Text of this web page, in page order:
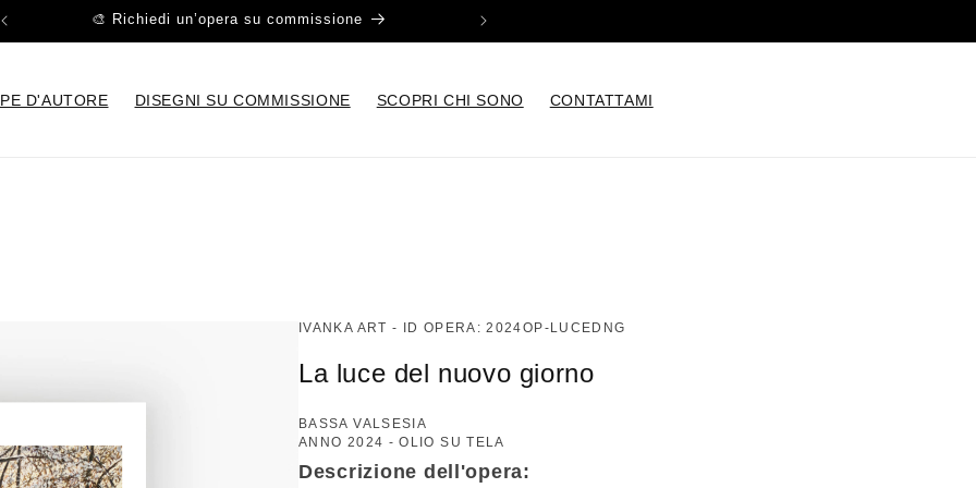
🎨 Richiedi un’opera su commissione
D'AUTORE DISEGNI SU COMMISSIONE SCOPRI CHI SONO CONTATTAMI
IVANKA ART - ID OPERA: 2024OP-LUCEDNG
La luce del nuovo giorno
BASSA VALSESIA
ANNO 2024 - OLIO SU TELA
Descrizione dell'opera: